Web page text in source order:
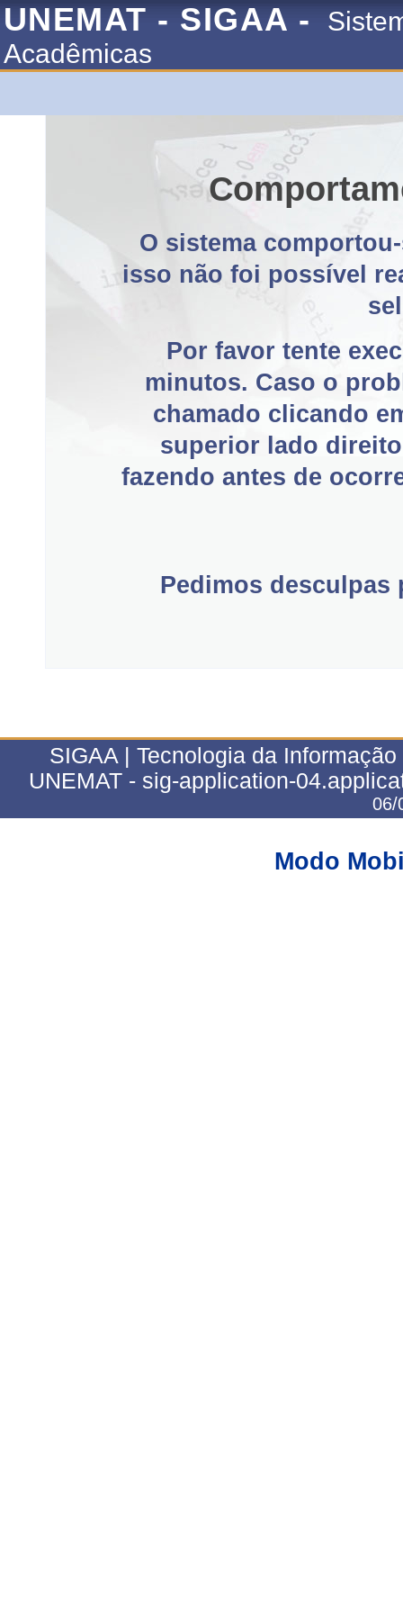
UNEMAT - SIGAA -
Acadêmicas
O sistema
isso não foi possível
Por favor tente
minutos. Caso o
chamado clicando
superior lado
fazendo antes de
Pedimos
SIGAA | Tecnologia da
UNEMAT - sig-application-
06/
Modo